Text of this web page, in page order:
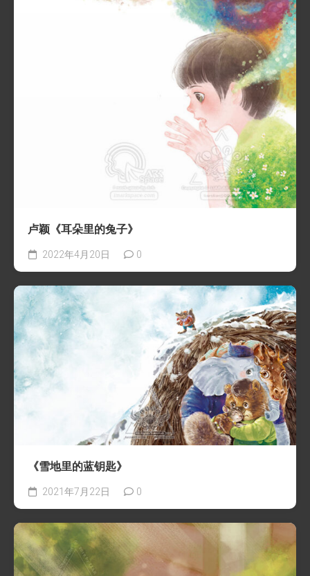
卢颖《耳朵里的兔子》
2022年4月20日 0
《雪地里的蓝钥匙》
2021年7月22日 0